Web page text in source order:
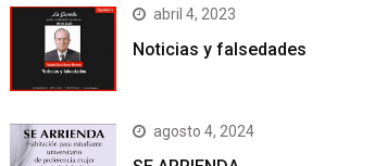
abril 4, 2023
Noticias y falsedades
agosto 4, 2024